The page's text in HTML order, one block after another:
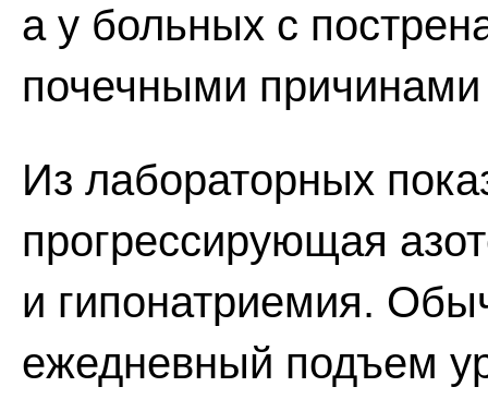
а у больных с
почечными
Из лабораторных
прогрессирующая
и гипонатриемия.
ежедневный подъем